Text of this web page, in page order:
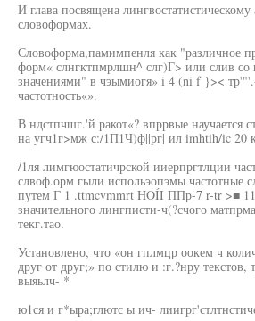
И глава посвящена лингвостатистическому
словоформах.
Словоформа,памимпенля как "различное
форм« слнгктпмрлшн^ слг)Г> или слив со
значениями" в чэымиогя» i 4 (ni f }><
частотность«».
В ндстпчшг.'й ракот«? впррвые научается
на угч1г>мж с:/1П1Ч)ф||рг| ил imhtih/ic 20
/1ля лимгюостатичрской ииерпргтлции
слвоф.орм гыли испольэопэмы частотные
путем Г 1 .ttmcvmmrt HOÍI ППр-7 r-tr >■
значительного лингписти-ч(?счого
текг.тао.
Установлено, что «он гплмцр оокем ч
друг от друг;» по стилю и :г.?нру текстов,
выяьлч- *
ю1ся и г*ыра;глютс ы ич-